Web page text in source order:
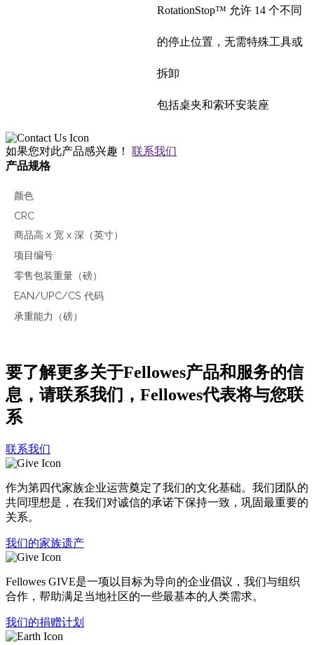
RotationStop™ 允许 14 个不同
的停止位置，无需特殊工具或
拆卸
包括桌夹和索环安装座
如果您对此产品感兴趣！ 联系我们
产品规格
颜色
CRC
商品高 x 宽 x 深（英寸）
项目编号
零售包装重量（磅）
EAN/UPC/CS 代码
承重能力（磅）
要了解更多关于Fellowes产品和服务的信
息，请联系我们，Fellowes代表将与您联
系
联系我们
作为第四代家族企业运营奠定了我们的文化基础。我们团队的
共同理想是，在我们对诚信的承诺下保持一致，巩固最重要的
关系。
我们的家族遗产
Fellowes GIVE是一项以目标为导向的企业倡议，我们与组织
合作，帮助满足当地社区的一些最基本的人类需求。
我们的捐赠计划